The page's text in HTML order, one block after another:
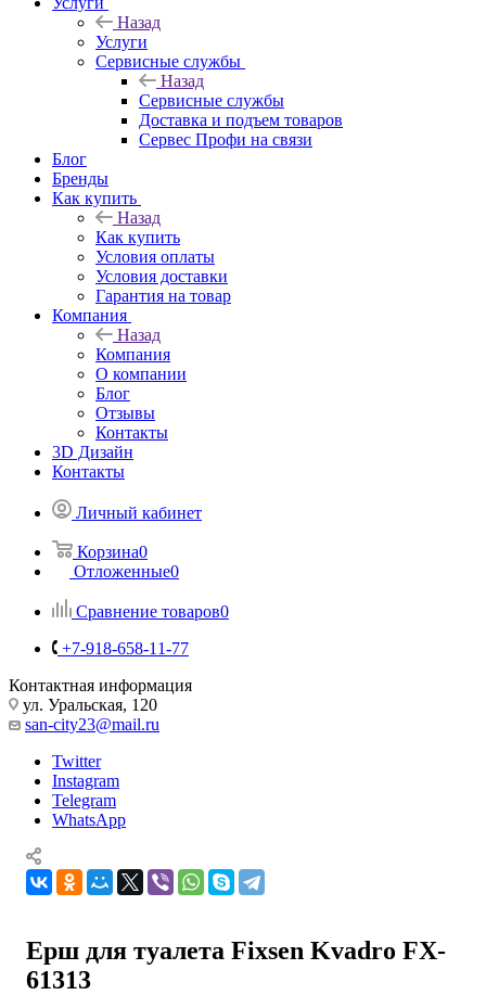
Назад
Услуги
Сервисные службы
Назад
Сервисные службы
Доставка и подъем товаров
Сервес Профи на связи
Блог
Бренды
Как купить
Назад
Как купить
Условия оплаты
Условия доставки
Гарантия на товар
Компания
Назад
Компания
О компании
Блог
Отзывы
Контакты
3D Дизайн
Контакты
Личный кабинет
Корзина0
Отложенные0
Сравнение товаров0
+7-918-658-11-77
Контактная информация
ул. Уральская, 120
san-city23@mail.ru
Twitter
Instagram
Telegram
WhatsApp
Ерш для туалета Fixsen Kvadro FX-
61313